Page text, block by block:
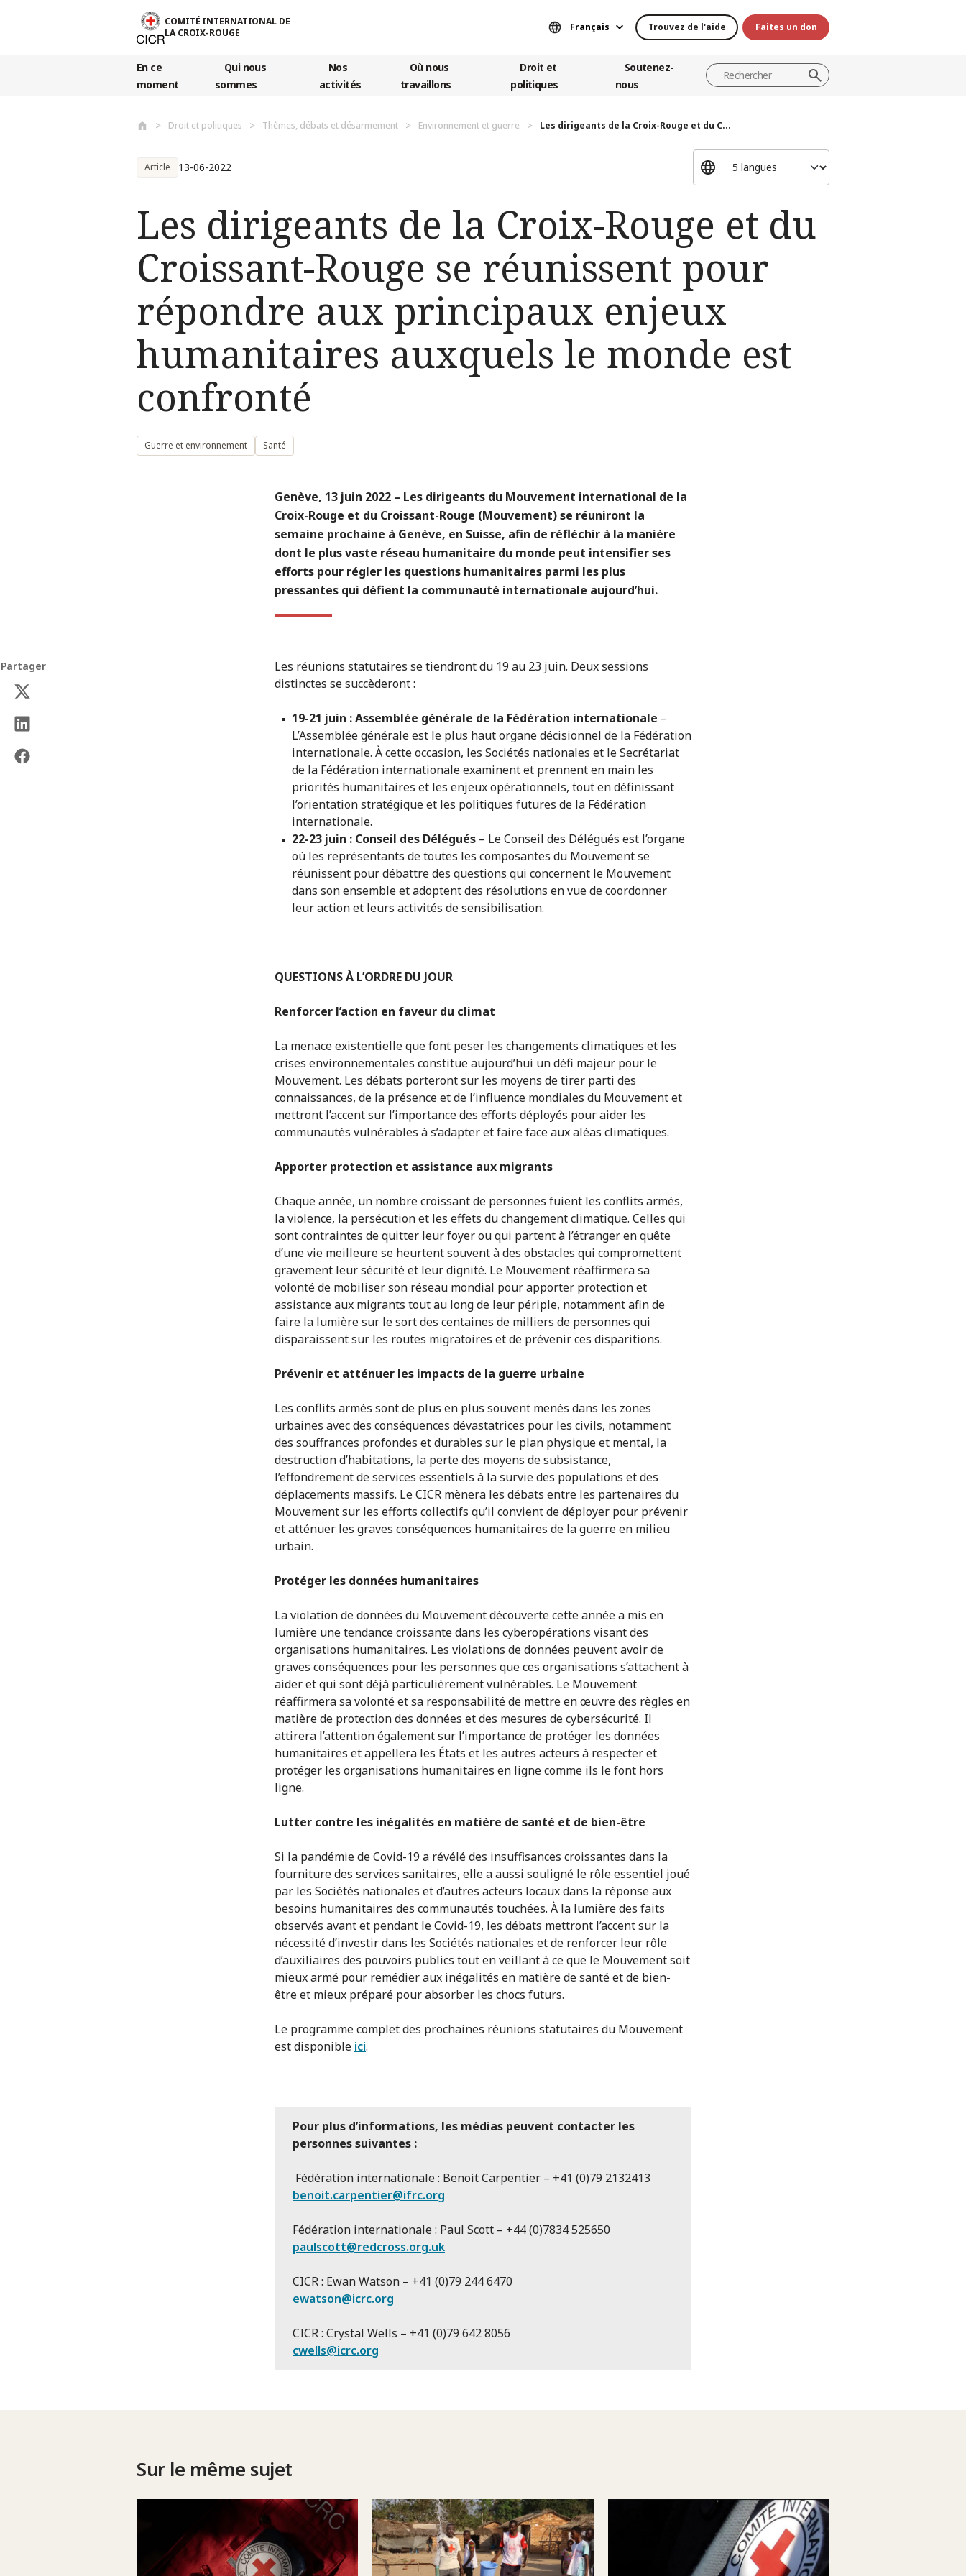
COMITÉ INTERNATIONAL DE
LA CROIX-ROUGE
Français Trouvez de l'aide Faites un don
En ce
moment
Qui nous
sommes
Nos
activités
Où nous
travaillons
Droit et
politiques
Soutenez-
nous
Droit et politiques Thèmes, débats et désarmement Environnement et guerre Les dirigeants de la Croix-Rouge et du C...
Article 13-06-2022
Les dirigeants de la Croix-Rouge et du
Croissant-Rouge se réunissent pour
répondre aux principaux enjeux
humanitaires auxquels le monde est
confronté
Guerre et environnement Santé
Genève, 13 juin 2022 – Les dirigeants du Mouvement international de la
Croix-Rouge et du Croissant-Rouge (Mouvement) se réuniront la
semaine prochaine à Genève, en Suisse, afin de réfléchir à la manière
dont le plus vaste réseau humanitaire du monde peut intensifier ses
efforts pour régler les questions humanitaires parmi les plus
pressantes qui défient la communauté internationale aujourd’hui.
Partager
Les réunions statutaires se tiendront du 19 au 23 juin. Deux sessions
distinctes se succèderont :
19-21 juin : Assemblée générale de la Fédération internationale –
L’Assemblée générale est le plus haut organe décisionnel de la Fédération
internationale. À cette occasion, les Sociétés nationales et le Secrétariat
de la Fédération internationale examinent et prennent en main les
priorités humanitaires et les enjeux opérationnels, tout en définissant
l’orientation stratégique et les politiques futures de la Fédération
internationale.
22-23 juin : Conseil des Délégués – Le Conseil des Délégués est l’organe
où les représentants de toutes les composantes du Mouvement se
réunissent pour débattre des questions qui concernent le Mouvement
dans son ensemble et adoptent des résolutions en vue de coordonner
leur action et leurs activités de sensibilisation.
QUESTIONS À L’ORDRE DU JOUR
Renforcer l’action en faveur du climat
La menace existentielle que font peser les changements climatiques et les
crises environnementales constitue aujourd’hui un défi majeur pour le
Mouvement. Les débats porteront sur les moyens de tirer parti des
connaissances, de la présence et de l’influence mondiales du Mouvement et
mettront l’accent sur l’importance des efforts déployés pour aider les
communautés vulnérables à s’adapter et faire face aux aléas climatiques.
Apporter protection et assistance aux migrants
Chaque année, un nombre croissant de personnes fuient les conflits armés,
la violence, la persécution et les effets du changement climatique. Celles qui
sont contraintes de quitter leur foyer ou qui partent à l’étranger en quête
d’une vie meilleure se heurtent souvent à des obstacles qui compromettent
gravement leur sécurité et leur dignité. Le Mouvement réaffirmera sa
volonté de mobiliser son réseau mondial pour apporter protection et
assistance aux migrants tout au long de leur périple, notamment afin de
faire la lumière sur le sort des centaines de milliers de personnes qui
disparaissent sur les routes migratoires et de prévenir ces disparitions.
Prévenir et atténuer les impacts de la guerre urbaine
Les conflits armés sont de plus en plus souvent menés dans les zones
urbaines avec des conséquences dévastatrices pour les civils, notamment
des souffrances profondes et durables sur le plan physique et mental, la
destruction d’habitations, la perte des moyens de subsistance,
l’effondrement de services essentiels à la survie des populations et des
déplacements massifs. Le CICR mènera les débats entre les partenaires du
Mouvement sur les efforts collectifs qu’il convient de déployer pour prévenir
et atténuer les graves conséquences humanitaires de la guerre en milieu
urbain.
Protéger les données humanitaires
La violation de données du Mouvement découverte cette année a mis en
lumière une tendance croissante dans les cyberopérations visant des
organisations humanitaires. Les violations de données peuvent avoir de
graves conséquences pour les personnes que ces organisations s’attachent à
aider et qui sont déjà particulièrement vulnérables. Le Mouvement
réaffirmera sa volonté et sa responsabilité de mettre en œuvre des règles en
matière de protection des données et des mesures de cybersécurité. Il
attirera l’attention également sur l’importance de protéger les données
humanitaires et appellera les États et les autres acteurs à respecter et
protéger les organisations humanitaires en ligne comme ils le font hors
ligne.
Lutter contre les inégalités en matière de santé et de bien-être
Si la pandémie de Covid-19 a révélé des insuffisances croissantes dans la
fourniture des services sanitaires, elle a aussi souligné le rôle essentiel joué
par les Sociétés nationales et d’autres acteurs locaux dans la réponse aux
besoins humanitaires des communautés touchées. À la lumière des faits
observés avant et pendant le Covid-19, les débats mettront l’accent sur la
nécessité d’investir dans les Sociétés nationales et de renforcer leur rôle
d’auxiliaires des pouvoirs publics tout en veillant à ce que le Mouvement soit
mieux armé pour remédier aux inégalités en matière de santé et de bien-
être et mieux préparé pour absorber les chocs futurs.
Le programme complet des prochaines réunions statutaires du Mouvement
est disponible ici.
Pour plus d’informations, les médias peuvent contacter les
personnes suivantes :
Fédération internationale : Benoit Carpentier – +41 (0)79 2132413
benoit.carpentier@ifrc.org
Fédération internationale : Paul Scott – +44 (0)7834 525650
paulscott@redcross.org.uk
CICR : Ewan Watson – +41 (0)79 244 6470
ewatson@icrc.org
CICR : Crystal Wells – +41 (0)79 642 8056
cwells@icrc.org
Sur le même sujet